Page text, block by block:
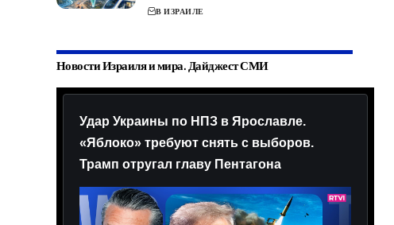
В ИЗРАИЛЕ
Новости Израиля и мира. Дайджест СМИ